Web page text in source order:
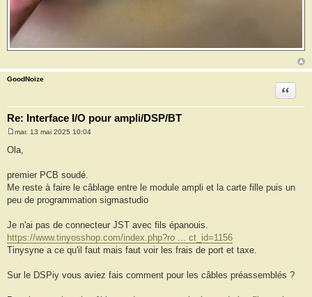
GoodNoize
Re: Interface I/O pour ampli/DSP/BT
Citation
e
s
g
e
mar. 13 mai 2025 10:04
Ola,
premier PCB soudé.
Me reste à faire le câblage entre le module ampli et la carte fille puis un
peu de programmation sigmastudio
Je n'ai pas de connecteur JST avec fils épanouis.
https://www.tinyosshop.com/index.php?ro ... ct_id=1156
Tinysyne a ce qu'il faut mais faut voir les frais de port et taxe.
Sur le DSPiy vous aviez fais comment pour les câbles préassemblés ?